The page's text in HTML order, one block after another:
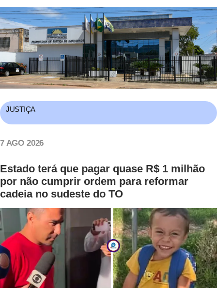
JUSTIÇA
7 AGO 2026
Estado terá que pagar quase R$ 1 milhão
por não cumprir ordem para reformar
cadeia no sudeste do TO